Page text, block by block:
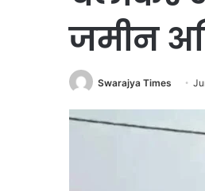
जमीन
Swarajya Times